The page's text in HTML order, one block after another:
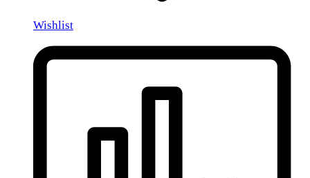
Wishlist